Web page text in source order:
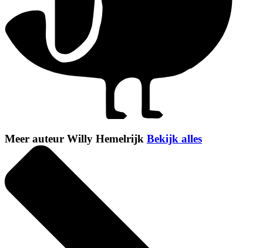
Meer auteur Willy Hemelrijk Bekijk alles